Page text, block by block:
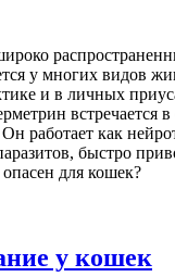
у многих видов
и в личных
встречается в
работает как
быстро
для кошек?
у кошек